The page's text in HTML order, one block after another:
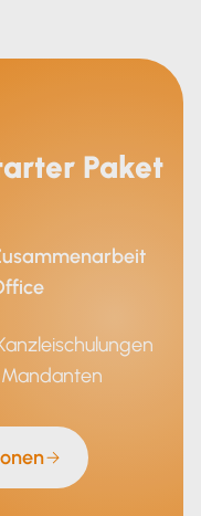
Paket